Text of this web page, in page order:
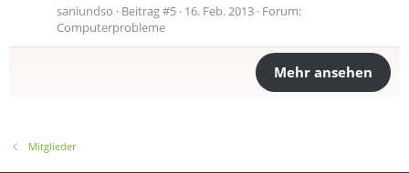
saniundso Beitrag #5 16. Feb. 2013 Forum:
Computerprobleme
Mehr ansehen
Mitglieder